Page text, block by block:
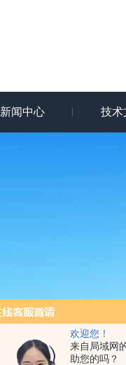
欢迎您！
来自局域网
助您的吗？
新闻中心 技术